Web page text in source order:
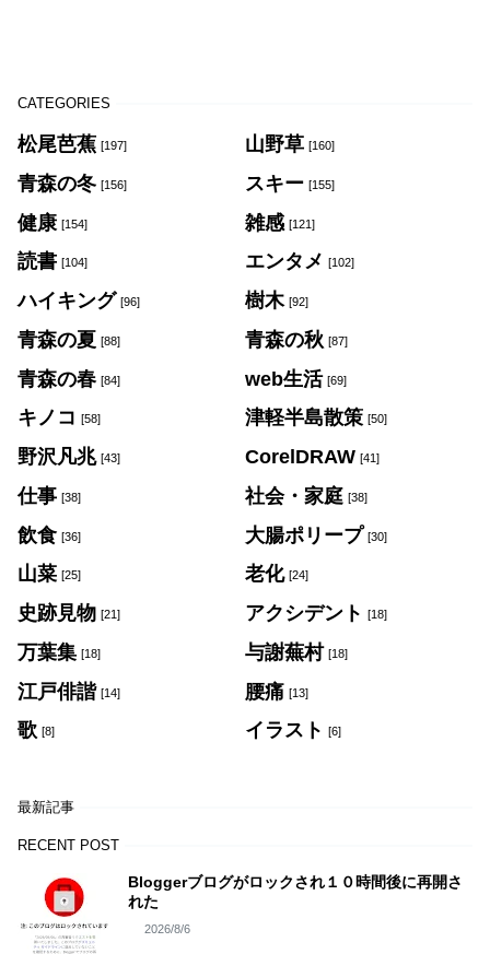
CATEGORIES
松尾芭蕉 [197] 山野草 [160]
青森の冬 [156] スキー [155]
健康 [154] 雑感 [121]
読書 [104] エンタメ [102]
ハイキング [96] 樹木 [92]
青森の夏 [88] 青森の秋 [87]
青森の春 [84] web生活 [69]
キノコ [58] 津軽半島散策 [50]
野沢凡兆 [43] CorelDRAW [41]
仕事 [38] 社会・家庭 [38]
飲食 [36] 大腸ポリープ [30]
山菜 [25] 老化 [24]
史跡見物 [21] アクシデント [18]
万葉集 [18] 与謝蕪村 [18]
江戸俳諧 [14] 腰痛 [13]
歌 [8] イラスト [6]
最新記事
RECENT POST
Bloggerブログがロックされ１０時間後に再開さ
れた
2026/8/6